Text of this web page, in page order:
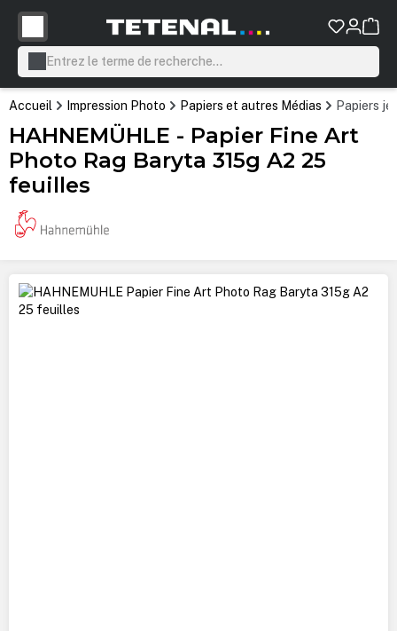
principal
Accueil Impression Photo Papiers et autres Médias Papiers
HAHNEMÜHLE - Papier Fine Art
Photo Rag Baryta 315g A2 25
feuilles
Ignorer la galerie d'images